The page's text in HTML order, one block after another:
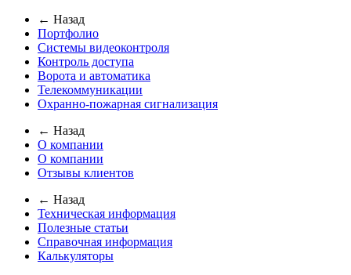
← Назад
Портфолио
Системы видеоконтроля
Контроль доступа
Ворота и автоматика
Телекоммуникации
Охранно-пожарная сигнализация
← Назад
О компании
О компании
Отзывы клиентов
← Назад
Техническая информация
Полезные статьи
Справочная информация
Калькуляторы